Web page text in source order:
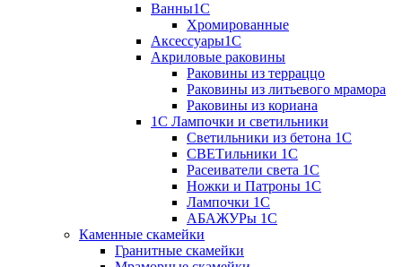
Ванны1С
Хромированные
Аксессуары1С
Акриловые раковины
Раковины из терраццо
Раковины из литьевого мрамора
Раковины из кориана
1С Лампочки и светильники
Светильники из бетона 1С
СВЕТильники 1С
Расеиватели света 1С
Ножки и Патроны 1С
Лампочки 1С
АБАЖУРы 1С
Каменные скамейки
Гранитные скамейки